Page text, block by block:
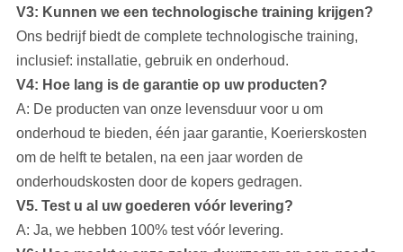
V3: Kunnen we een technologische training krijgen?
Ons bedrijf biedt de complete technologische training,
inclusief: installatie, gebruik en onderhoud.
V4: Hoe lang is de garantie op uw producten?
A: De producten van onze levensduur voor u om
onderhoud te bieden, één jaar garantie, Koerierskosten
om de helft te betalen, na een jaar worden de
onderhoudskosten door de kopers gedragen.
V5. Test u al uw goederen vóór levering?
A: Ja, we hebben 100% test vóór levering.